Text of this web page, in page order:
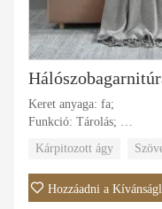
Keret anyaga: fa;
Funkció: Tárolás;
Huzat anyaga: szövet, bőr;
Konkrét felhasználás:
szoba.
Kárpitozott ágy
Hozzáadni a